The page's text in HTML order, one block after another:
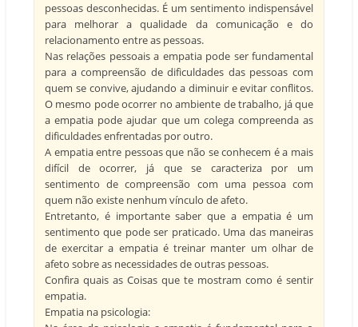
pessoas desconhecidas. É um sentimento indispensável
para melhorar a qualidade da comunicação e do
relacionamento entre as pessoas.
Nas relações pessoais a empatia pode ser fundamental
para a compreensão de dificuldades das pessoas com
quem se convive, ajudando a diminuir e evitar conflitos.
O mesmo pode ocorrer no ambiente de trabalho, já que
a empatia pode ajudar que um colega compreenda as
dificuldades enfrentadas por outro.
A empatia entre pessoas que não se conhecem é a mais
difícil de ocorrer, já que se caracteriza por um
sentimento de compreensão com uma pessoa com
quem não existe nenhum vínculo de afeto.
Entretanto, é importante saber que a empatia é um
sentimento que pode ser praticado. Uma das maneiras
de exercitar a empatia é treinar manter um olhar de
afeto sobre as necessidades de outras pessoas.
Confira quais as Coisas que te mostram como é sentir
empatia.
Empatia na psicologia: